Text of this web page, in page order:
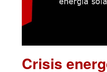
Crisis